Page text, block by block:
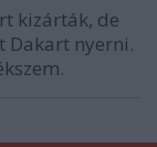
kizárták, de
Dakart nyerni.